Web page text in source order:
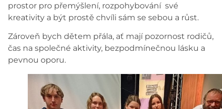
prostor pro přemýšlení, rozpohybování své
kreativity a být prostě chvíli sám se sebou a růst.
Zároveň bych dětem přála, ať mají pozornost rodičů,
čas na společné aktivity, bezpodmínečnou lásku a
pevnou oporu.